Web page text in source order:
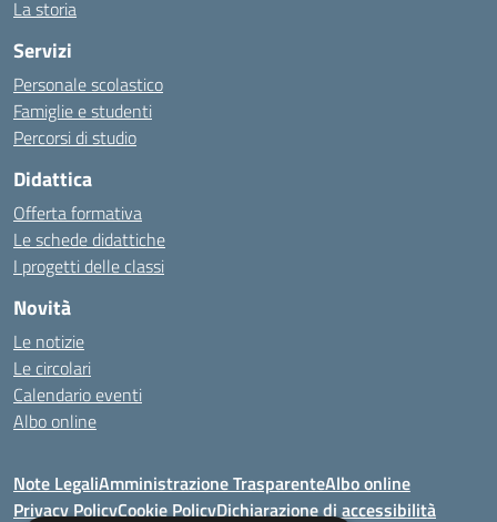
La storia
Servizi
Personale scolastico
Famiglie e studenti
Percorsi di studio
Didattica
Offerta formativa
Le schede didattiche
I progetti delle classi
Novità
Le notizie
Le circolari
Calendario eventi
Albo online
Note LegaliAmministrazione TrasparenteAlbo online
Privacy PolicyCookie PolicyDichiarazione di accessibilità